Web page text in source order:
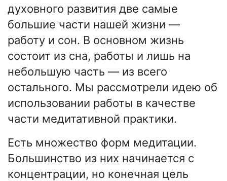
духовного развития две самые
большие части нашей жизни —
работу и сон. В основном жизнь
состоит из сна, работы и лишь на
небольшую часть — из всего
остального. Мы рассмотрели идею об
использовании работы в качестве
части медитативной практики.
Есть множество форм медитации.
Большинство из них начинается с
концентрации, но конечная цель